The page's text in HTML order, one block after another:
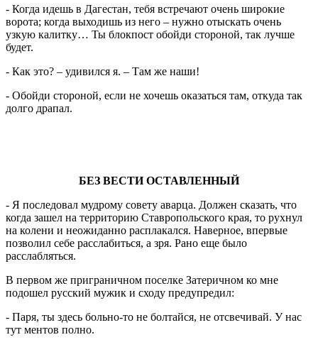
- Когда идешь в Дагестан, тебя встречают очень широкие
ворота; когда выходишь из него – нужно отыскать очень
узкую калитку… Ты блокпост обойди стороной, так лучше
будет.
- Как это? – удивился я. – Там же наши!
- Обойди стороной, если не хочешь оказаться там, откуда так
долго драпал.
БЕЗ ВЕСТИ ОСТАВЛЕННЫЙ
- Я последовал мудрому совету аварца. Должен сказать, что
когда зашел на территорию Ставропольского края, то рухнул
на колени и неожиданно расплакался. Наверное, впервые
позволил себе расслабиться, а зря. Рано еще было
расслабляться.
В первом же приграничном поселке Затеричном ко мне
подошел русский мужик и сходу предупредил:
- Паря, ты здесь больно-то не болтайся, не отсвечивай. У нас
тут ментов полно.